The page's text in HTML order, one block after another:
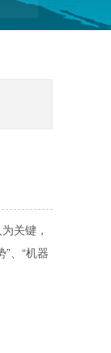
关键，
、“机器